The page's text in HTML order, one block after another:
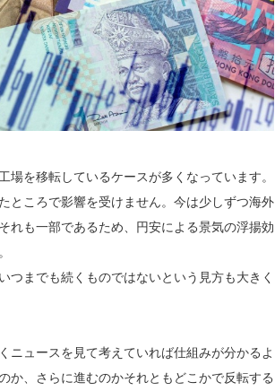
を移転しているケースが多くなっています。
ところで影響を受けません。今は少しずつ海外
れも一部であるため、円安による景気の浮揚効
つまでも続くものではないという見方も大きく
ニュースを見て考えていれば仕組みが分かるよ
か、さらに進むのかそれともどこかで反転する